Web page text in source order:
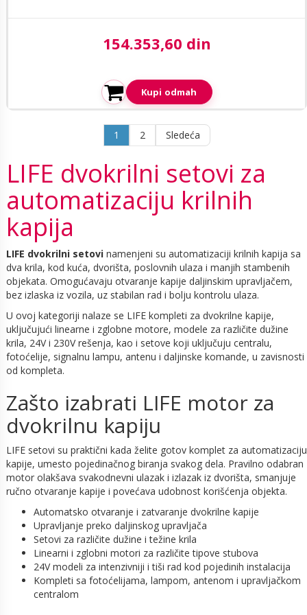
Aktuelna cena:
154.353,60 din
Kupi odmah
1 2 Sledeća
LIFE dvokrilni setovi za
automatizaciju krilnih
kapija
LIFE dvokrilni setovi namenjeni su automatizaciji krilnih kapija sa
dva krila, kod kuća, dvorišta, poslovnih ulaza i manjih stambenih
objekata. Omogućavaju otvaranje kapije daljinskim upravljačem,
bez izlaska iz vozila, uz stabilan rad i bolju kontrolu ulaza.
U ovoj kategoriji nalaze se LIFE kompleti za dvokrilne kapije,
uključujući linearne i zglobne motore, modele za različite dužine
krila, 24V i 230V rešenja, kao i setove koji uključuju centralu,
fotoćelije, signalnu lampu, antenu i daljinske komande, u zavisnosti
od kompleta.
Zašto izabrati LIFE motor za
dvokrilnu kapiju
LIFE setovi su praktični kada želite gotov komplet za automatizaciju
kapije, umesto pojedinačnog biranja svakog dela. Pravilno odabran
motor olakšava svakodnevni ulazak i izlazak iz dvorišta, smanjuje
ručno otvaranje kapije i povećava udobnost korišćenja objekta.
Automatsko otvaranje i zatvaranje dvokrilne kapije
Upravljanje preko daljinskog upravljača
Setovi za različite dužine i težine krila
Linearni i zglobni motori za različite tipove stubova
24V modeli za intenzivniji i tiši rad kod pojedinih instalacija
Kompleti sa fotoćelijama, lampom, antenom i upravljačkom
centralom